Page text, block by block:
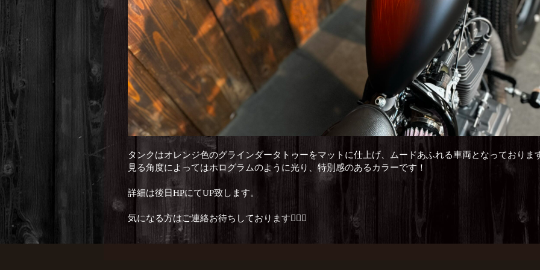
タンクはオレンジ色のグラインダータトゥーをマットに仕上げ、ムードあふれる車両となっておりま
見る角度によってはホログラムのように光り、特別感のあるカラーです！
詳細は後日HPにてUP致します。
気になる方はご連絡お待ちしております🙇🏻‍♂️